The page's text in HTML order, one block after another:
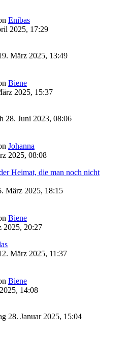
Enibas
2025, 17:29
März 2025, 13:49
Biene
2025, 15:37
28. Juni 2023, 08:06
Johanna
2025, 08:08
Heimat, die man noch nicht
März 2025, 18:15
Biene
2025, 20:27
März 2025, 11:37
Biene
14:08
28. Januar 2025, 15:04